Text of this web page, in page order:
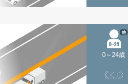
0～24歳
他